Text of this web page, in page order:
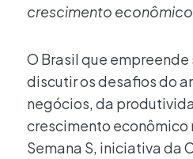
crescimento econômico
O Brasil que
discutir os desafios do
negócios, da
crescimento econômico
Semana S, iniciativa da